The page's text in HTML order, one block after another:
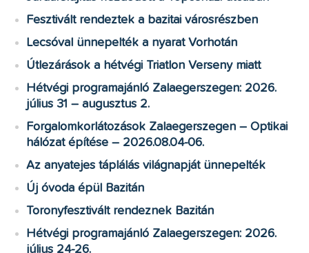
Fesztivált rendeztek a bazitai városrészben
Lecsóval ünnepelték a nyarat Vorhotán
Útlezárások a hétvégi Triatlon Verseny miatt
Hétvégi programajánló Zalaegerszegen: 2026.
július 31 – augusztus 2.
Forgalomkorlátozások Zalaegerszegen – Optikai
hálózat építése – 2026.08.04-06.
Az anyatejes táplálás világnapját ünnepelték
Új óvoda épül Bazitán
Toronyfesztivált rendeznek Bazitán
Hétvégi programajánló Zalaegerszegen: 2026.
július 24-26.